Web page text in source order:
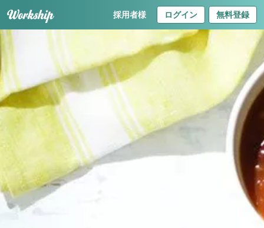
採用者様 ログイン 無料登録